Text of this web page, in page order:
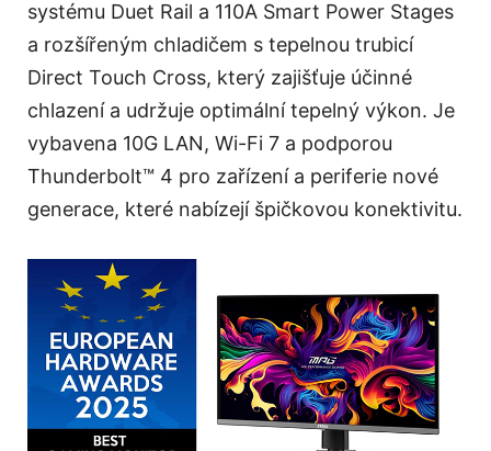
systému Duet Rail a 110A Smart Power Stages
a rozšířeným chladičem s tepelnou trubicí
Direct Touch Cross, který zajišťuje účinné
chlazení a udržuje optimální tepelný výkon. Je
vybavena 10G LAN, Wi-Fi 7 a podporou
Thunderbolt™ 4 pro zařízení a periferie nové
generace, které nabízejí špičkovou konektivitu.